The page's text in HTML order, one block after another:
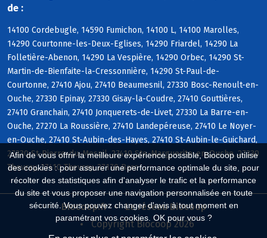
Afin de vous offrir la meilleure expérience possible, Biocoop utilise
des cookies : pour assurer une performance optimale du site, pour
récolter des statistiques afin d'analyser le trafic et la performance
du site et vous proposer une navigation personnalisée en toute
sécurité. Vous pouvez changer d'avis à tout moment en
paramétrant vos cookies. OK pour vous ?
de :
14100 Cordebugle, 14590 Fumichon, 14100 L, 14100 Marolles,
14290 Courtonne-les-Deux-Eglises, 14290 Friardel, 14290 La
Folletière-Abenon, 14290 La Vespière, 14290 Orbec, 14290 St-
Martin-de-Bienfaite-la-Cressonnière, 14290 St-Paul-de-
Courtonne, 27410 Ajou, 27410 Beaumesnil, 27330 Bosc-Renoult-en-
Ouche, 27330 Epinay, 27330 Gisay-la-Coudre, 27410 Gouttières,
27410 Granchain, 27410 Jonquerets-de-Livet, 27330 La Barre-en-
Ouche, 27270 La Roussière, 27410 Landepéreuse, 27410 Le Noyer-
en-Ouche, 27410 St-Aubin-des-Hayes, 27410 St-Aubin-le-Guichard,
27330 St-Pierre-du-Mesnil, 27410 Ste-Marguerite-en-Ouche, 27330
Thevray, 27410 Thevray, 27170 Barc
Biocoop.fr
Le réseau Biocoop
Copyright Biocoop 2026